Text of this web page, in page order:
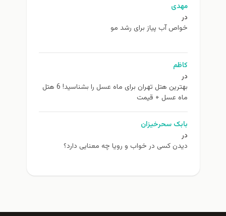
مهدی
در
خواص آب پیاز برای رشد مو
کاظم
در
بهترین هتل تهران برای ماه عسل را بشناسید! 6 هتل
ماه عسل + قیمت
بابک سحرخیزان
در
دیدن کسی در خواب و رویا چه معنایی دارد؟